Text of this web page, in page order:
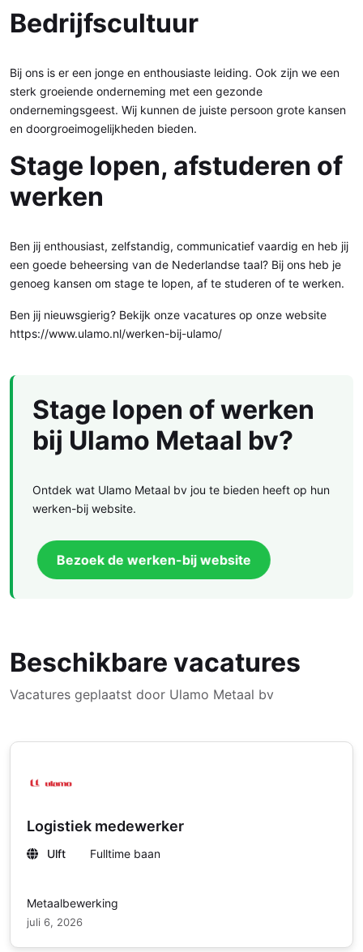
Bedrijfscultuur
Bij ons is er een jonge en enthousiaste leiding. Ook zijn we een
sterk groeiende onderneming met een gezonde
ondernemingsgeest. Wij kunnen de juiste persoon grote kansen
en doorgroeimogelijkheden bieden.
Stage lopen, afstuderen of
werken
Ben jij enthousiast, zelfstandig, communicatief vaardig en heb jij
een goede beheersing van de Nederlandse taal? Bij ons heb je
genoeg kansen om stage te lopen, af te studeren of te werken.
Ben jij nieuwsgierig? Bekijk onze vacatures op onze website
https://www.ulamo.nl/werken-bij-ulamo/
Stage lopen of werken
bij Ulamo Metaal bv?
Ontdek wat Ulamo Metaal bv jou te bieden heeft op hun
werken-bij website.
Bezoek de werken-bij website
Beschikbare vacatures
Vacatures geplaatst door Ulamo Metaal bv
Logistiek medewerker
Ulft Fulltime baan
Metaalbewerking
juli 6, 2026